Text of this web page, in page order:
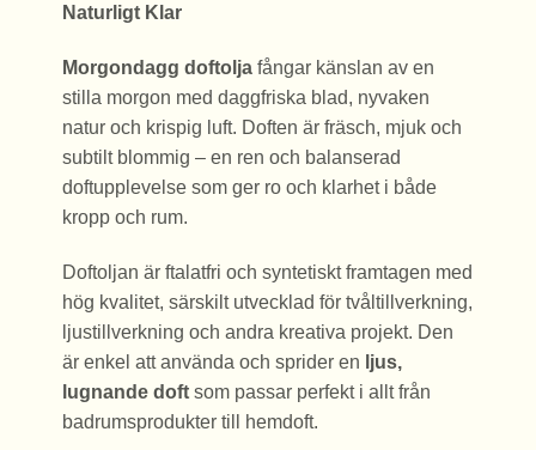
Naturligt Klar
Morgondagg doftoljafångar känslan av en
stilla morgon med daggfriska blad, nyvaken
natur och krispig luft. Doften är fräsch, mjuk och
subtilt blommig – en ren och balanserad
doftupplevelse som ger ro och klarhet i både
kropp och rum.
Doftoljan är ftalatfri och syntetiskt framtagen med
hög kvalitet, särskilt utvecklad för tvåltillverkning,
ljustillverkning och andra kreativa projekt. Den
är enkel att använda och sprider en ljus,
lugnande doftsom passar perfekt i allt från
badrumsprodukter till hemdoft.